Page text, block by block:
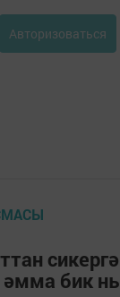
Авторизоваться
әмма бик